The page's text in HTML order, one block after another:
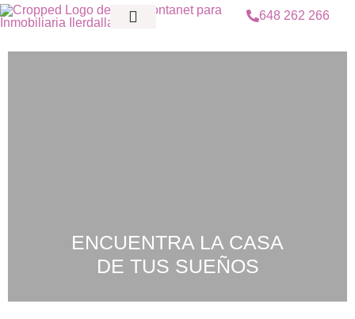
648 262 266
ENCUENTRA LA CASA
DE TUS SUEÑOS